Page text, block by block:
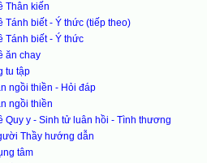
Thân kiến
Tánh biết - Ý thức (tiếp theo)
Tánh biết - Ý thức
ăn chay
tu tập
ngồi thiền - Hỏi đáp
ngồi thiền
Quy y - Sinh tử luân hồi - Tình thương
Thầy hướng dẫn
tâm